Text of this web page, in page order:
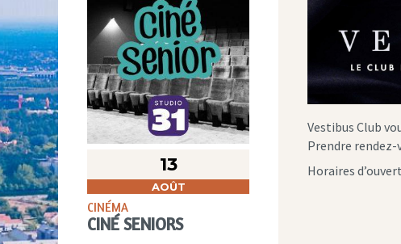
13
AOÛT
CINÉMA
CINÉ SENIORS
Vestibus Club
Prendre rendez-
Horaires